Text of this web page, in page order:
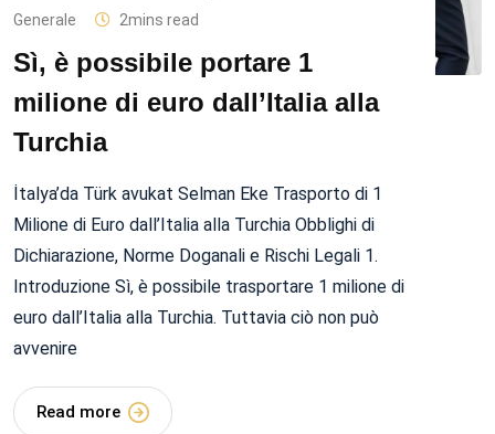
Generale
2mins read
Sì, è possibile portare 1
milione di euro dall’Italia alla
Turchia
İtalya’da Türk avukat Selman Eke Trasporto di 1
Milione di Euro dall’Italia alla Turchia Obblighi di
Dichiarazione, Norme Doganali e Rischi Legali 1.
Introduzione Sì, è possibile trasportare 1 milione di
euro dall’Italia alla Turchia. Tuttavia ciò non può
avvenire
Read more